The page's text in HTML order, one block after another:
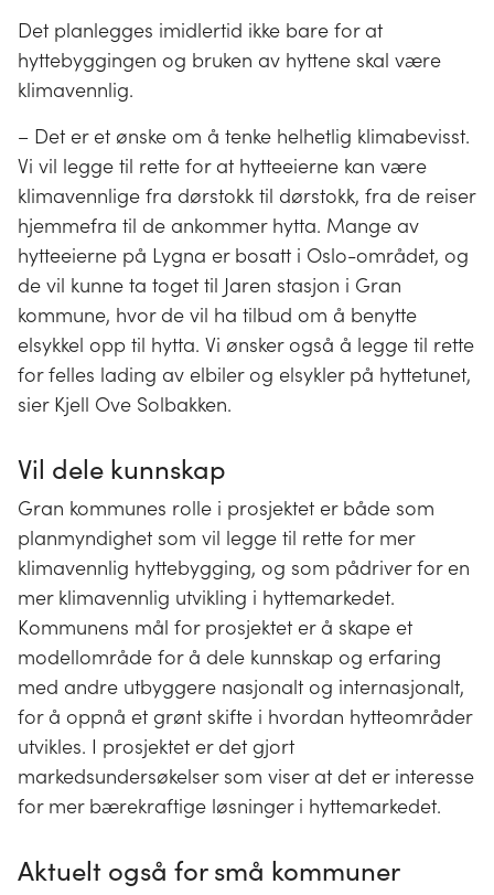
Det planlegges imidlertid ikke bare for at
hyttebyggingen og bruken av hyttene skal være
klimavennlig.
– Det er et ønske om å tenke helhetlig klimabevisst.
Vi vil legge til rette for at hytteeierne kan være
klimavennlige fra dørstokk til dørstokk, fra de reiser
hjemmefra til de ankommer hytta. Mange av
hytteeierne på Lygna er bosatt i Oslo-området, og
de vil kunne ta toget til Jaren stasjon i Gran
kommune, hvor de vil ha tilbud om å benytte
elsykkel opp til hytta. Vi ønsker også å legge til rette
for felles lading av elbiler og elsykler på hyttetunet,
sier Kjell Ove Solbakken.
Vil dele kunnskap
Gran kommunes rolle i prosjektet er både som
planmyndighet som vil legge til rette for mer
klimavennlig hyttebygging, og som pådriver for en
mer klimavennlig utvikling i hyttemarkedet.
Kommunens mål for prosjektet er å skape et
modellområde for å dele kunnskap og erfaring
med andre utbyggere nasjonalt og internasjonalt,
for å oppnå et grønt skifte i hvordan hytteområder
utvikles. I prosjektet er det gjort
markedsundersøkelser som viser at det er interesse
for mer bærekraftige løsninger i hyttemarkedet.
Aktuelt også for små kommuner